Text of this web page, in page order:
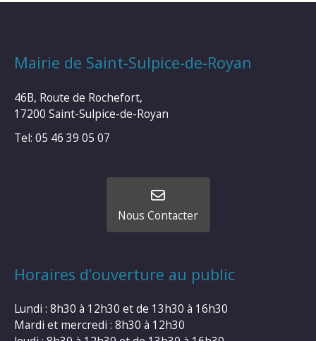
Mairie de Saint-Sulpice-de-Royan
46B, Route de Rochefort,
17200 Saint-Sulpice-de-Royan
Tel: 05 46 39 05 07
Nous Contacter
Horaires d’ouverture au public
Lundi : 8h30 à 12h30 et de 13h30 à 16h30
Mardi et mercredi : 8h30 à 12h30